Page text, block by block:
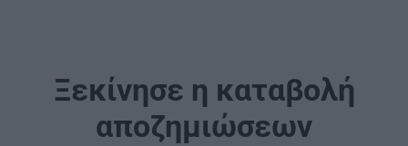
Ξεκίνησε η καταβολή
αποζημιώσεων